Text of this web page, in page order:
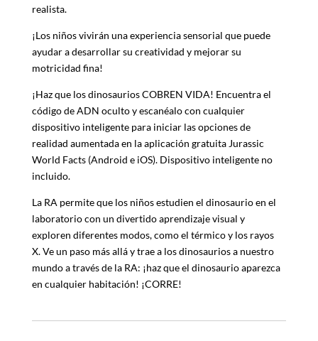
realista.
¡Los niños vivirán una experiencia sensorial que puede
ayudar a desarrollar su creatividad y mejorar su
motricidad fina!
¡Haz que los dinosaurios COBREN VIDA! Encuentra el
código de ADN oculto y escanéalo con cualquier
dispositivo inteligente para iniciar las opciones de
realidad aumentada en la aplicación gratuita Jurassic
World Facts (Android e iOS). Dispositivo inteligente no
incluido.
La RA permite que los niños estudien el dinosaurio en el
laboratorio con un divertido aprendizaje visual y
exploren diferentes modos, como el térmico y los rayos
X. Ve un paso más allá y trae a los dinosaurios a nuestro
mundo a través de la RA: ¡haz que el dinosaurio aparezca
en cualquier habitación! ¡CORRE!